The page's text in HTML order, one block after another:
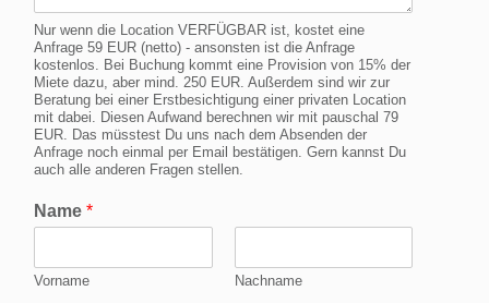
Nur wenn die Location VERFÜGBAR ist, kostet eine
Anfrage 59 EUR (netto) - ansonsten ist die Anfrage
kostenlos. Bei Buchung kommt eine Provision von 15% der
Miete dazu, aber mind. 250 EUR. Außerdem sind wir zur
Beratung bei einer Erstbesichtigung einer privaten Location
mit dabei. Diesen Aufwand berechnen wir mit pauschal 79
EUR. Das müsstest Du uns nach dem Absenden der
Anfrage noch einmal per Email bestätigen. Gern kannst Du
auch alle anderen Fragen stellen.
Name *
Vorname Nachname